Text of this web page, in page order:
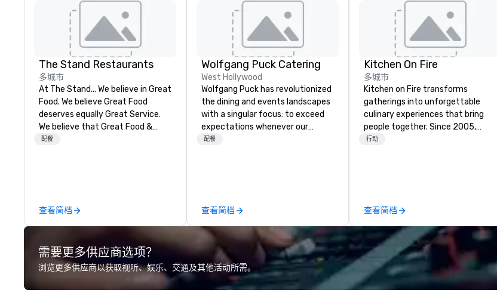
The Stand Restaurants
多城市
At The Stand... We believe in Great
Food. We believe Great Food
deserves equally Great Service.
We believe that Great Food &
Service shouldn’t come at the
partner with only the finest local
suppliers. From fresh daily baked
bread and professionally blended
proprietary ground beef to locally
sourced produce, we hold our
partners to the highest standards
of excellence.
配餐
查看简档
Wolfgang Puck Catering
West Hollywood
Wolfgang Puck has revolutionized
the dining and events landscapes
with a singular focus: to exceed
expectations whenever our
guests gather for a meal.
team continues to set the
standard for culinary excellence,
bringing Wolfgang’s legendary
combination of innovative cuisine
and refined service to the worlds’
most renowned and demanding
corporate, cultural and
配餐
查看简档
Kitchen On Fire
多城市
Kitchen on Fire transforms
gatherings into unforgettable
culinary experiences that bring
people together. Since 2005,
we've specialized in interactive
professional chef instructors
guide participants through
collaborative cooking sessions
using high-quality ingredients and
time-tested techniques. Whether
you're planning a corporate team-
building retreat, milestone
行动
查看简档
需要更多供应商选项？
浏览更多供应商以获取视听、娱乐、交通及其他活动所需。